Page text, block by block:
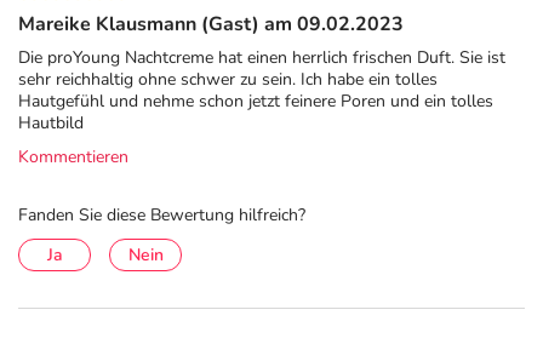
Tocopheryl Acetate, Panthenol, Sodium Ascorbate,
Retinol, Sodium Hyaluronate, Carbomer, Parfum,
Tocopherol, Ethylhexylglycerin, Sodium Hydroxide, PEG-
40 Hydronated Castor Oil
Adresse des Anbieters/Herstellers
Kalksteinweg 20
04683 Naunhof
elektronische Adresse: info@suh-pharma.com
Mareike Klausmann (Gast) am 09.02.2023
Die proYoung Nachtcreme hat einen herrlich frischen Duft. Sie ist
sehr reichhaltig ohne schwer zu sein. Ich habe ein tolles
Hautgefühl und nehme schon jetzt feinere Poren und ein tolles
Hautbild
Kommentieren
Fanden Sie diese Bewertung hilfreich?
Ja
Nein